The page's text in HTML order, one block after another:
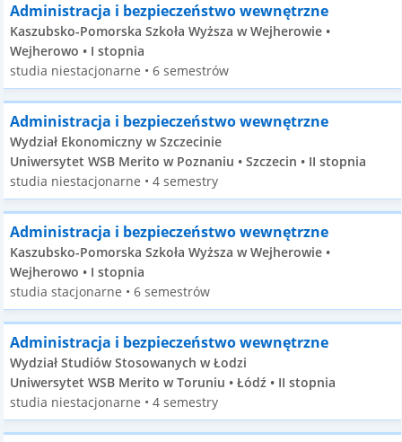
Administracja i bezpieczeństwo wewnętrzne
Kaszubsko-Pomorska Szkoła Wyższa w Wejherowie •
Wejherowo • I stopnia
studia niestacjonarne • 6 semestrów
Administracja i bezpieczeństwo wewnętrzne
Wydział Ekonomiczny w Szczecinie
Uniwersytet WSB Merito w Poznaniu • Szczecin • II stopnia
studia niestacjonarne • 4 semestry
Administracja i bezpieczeństwo wewnętrzne
Kaszubsko-Pomorska Szkoła Wyższa w Wejherowie •
Wejherowo • I stopnia
studia stacjonarne • 6 semestrów
Administracja i bezpieczeństwo wewnętrzne
Wydział Studiów Stosowanych w Łodzi
Uniwersytet WSB Merito w Toruniu • Łódź • II stopnia
studia niestacjonarne • 4 semestry